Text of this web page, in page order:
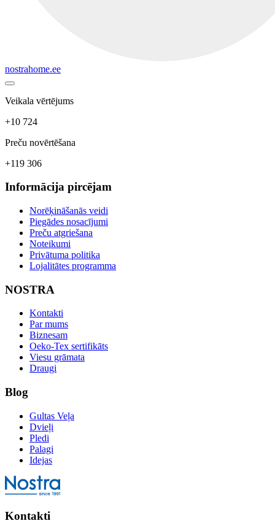
nostrahome.ee
Veikala vērtējums
+10 724
Preču novērtēšana
+119 306
Informācija pircējam
Norēķināšanās veidi
Piegādes nosacījumi
Preču atgriešana
Noteikumi
Privātuma politika
Lojalitātes programma
NOSTRA
Kontakti
Par mums
Biznesam
Oeko-Tex sertifikāts
Viesu grāmata
Draugi
Blog
Gultas Veļa
Dvieļi
Pledi
Palagi
Idejas
Kontakti